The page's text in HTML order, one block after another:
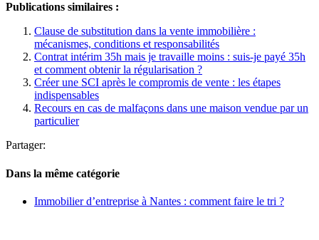
Publications similaires :
Clause de substitution dans la vente immobilière :
mécanismes, conditions et responsabilités
Contrat intérim 35h mais je travaille moins : suis-je payé 35h
et comment obtenir la régularisation ?
Créer une SCI après le compromis de vente : les étapes
indispensables
Recours en cas de malfaçons dans une maison vendue par un
particulier
Partager:
Dans la même catégorie
Immobilier d’entreprise à Nantes : comment faire le tri ?